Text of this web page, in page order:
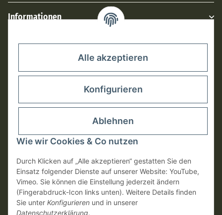
Alle akzeptieren
Konfigurieren
Ablehnen
Wie wir Cookies & Co nutzen
Durch Klicken auf „Alle akzeptieren“ gestatten Sie den
Einsatz folgender Dienste auf unserer Website: YouTube,
Vimeo. Sie können die Einstellung jederzeit ändern
(Fingerabdruck-Icon links unten). Weitere Details finden
Sie unter Konfigurieren und in unserer
Datenschutzerklärung.
Informationen
Rechtliches
Vertrag widerrufen